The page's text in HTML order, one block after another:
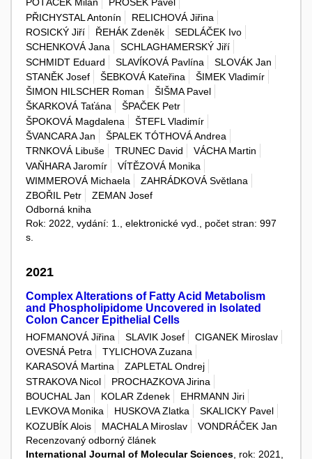
POTÁČEK Milan
PROŠEK Pavel
PŘICHYSTAL Antonín
RELICHOVÁ Jiřina
ROSICKÝ Jiří
ŘEHÁK Zdeněk
SEDLÁČEK Ivo
SCHENKOVÁ Jana
SCHLAGHAMERSKÝ Jiří
SCHMIDT Eduard
SLAVÍKOVÁ Pavlína
SLOVÁK Jan
STANĚK Josef
ŠEBKOVÁ Kateřina
ŠIMEK Vladimír
ŠIMON HILSCHER Roman
ŠIŠMA Pavel
ŠKARKOVÁ Taťána
ŠPAČEK Petr
ŠPOKOVÁ Magdalena
ŠTEFL Vladimír
ŠVANCARA Jan
ŠPALEK TÓTHOVÁ Andrea
TRNKOVÁ Libuše
TRUNEC David
VÁCHA Martin
VAŇHARA Jaromír
VÍTĚZOVÁ Monika
WIMMEROVÁ Michaela
ZAHRÁDKOVÁ Světlana
ZBOŘIL Petr
ZEMAN Josef
Odborná kniha
Rok: 2022, vydání: 1., elektronické vyd., počet stran: 997
s.
2021
Complex Alterations of Fatty Acid Metabolism
and Phospholipidome Uncovered in Isolated
Colon Cancer Epithelial Cells
HOFMANOVÁ Jiřina SLAVIK Josef
CIGANEK Miroslav
OVESNÁ Petra
TYLICHOVA Zuzana
KARASOVÁ Martina
ZAPLETAL Ondrej
STRAKOVA Nicol
PROCHAZKOVA Jirina
BOUCHAL Jan
KOLAR Zdenek
EHRMANN Jiri
LEVKOVA Monika
HUSKOVA Zlatka
SKALICKY Pavel
KOZUBÍK Alois
MACHALA Miroslav
VONDRÁČEK Jan
Recenzovaný odborný článek
International Journal of Molecular Sciences , rok: 2021,